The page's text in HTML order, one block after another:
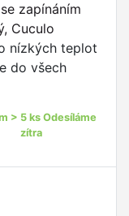
zapínáním
Cuculo
nízkých teplot
do všech
> 5 ks Odesíláme
zítra